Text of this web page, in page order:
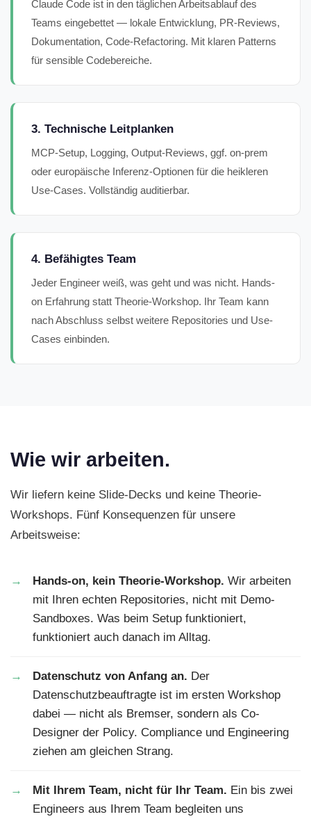
Claude Code ist in den täglichen Arbeitsablauf des
Teams eingebettet — lokale Entwicklung, PR-Reviews,
Dokumentation, Code-Refactoring. Mit klaren Patterns
für sensible Codebereiche.
3. Technische Leitplanken
MCP-Setup, Logging, Output-Reviews, ggf. on-prem
oder europäische Inferenz-Optionen für die heikleren
Use-Cases. Vollständig auditierbar.
4. Befähigtes Team
Jeder Engineer weiß, was geht und was nicht. Hands-
on Erfahrung statt Theorie-Workshop. Ihr Team kann
nach Abschluss selbst weitere Repositories und Use-
Cases einbinden.
Wie wir arbeiten.
Wir liefern keine Slide-Decks und keine Theorie-
Workshops. Fünf Konsequenzen für unsere
Arbeitsweise:
Hands-on, kein Theorie-Workshop. Wir arbeiten
mit Ihren echten Repositories, nicht mit Demo-
Sandboxes. Was beim Setup funktioniert,
funktioniert auch danach im Alltag.
Datenschutz von Anfang an. Der
Datenschutzbeauftragte ist im ersten Workshop
dabei — nicht als Bremser, sondern als Co-
Designer der Policy. Compliance und Engineering
ziehen am gleichen Strang.
Mit Ihrem Team, nicht für Ihr Team. Ein bis zwei
Engineers aus Ihrem Team begleiten uns